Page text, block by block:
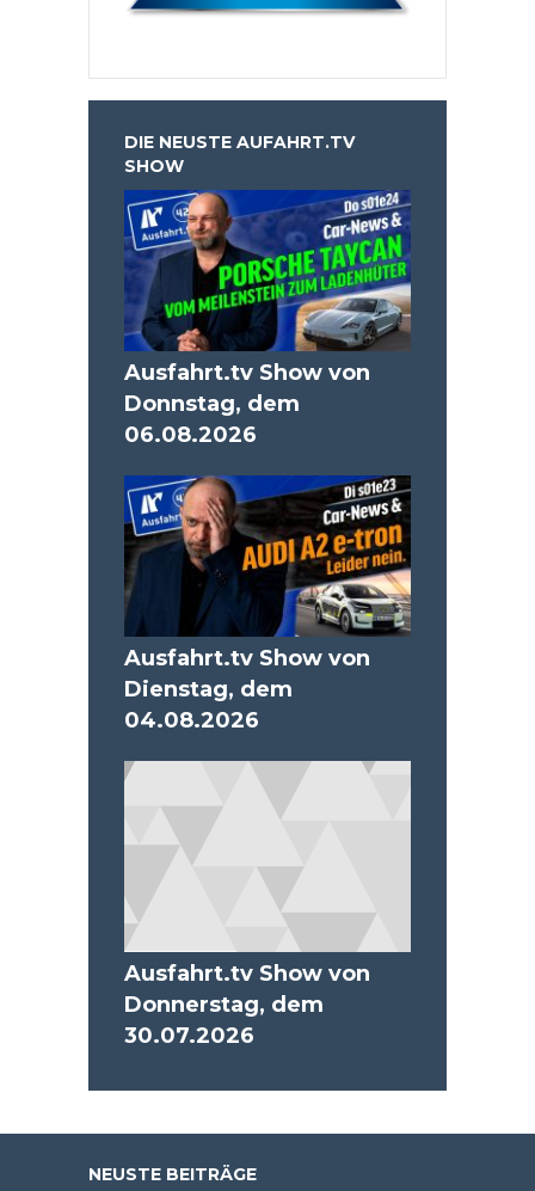
DIE NEUSTE AUFAHRT.TV
SHOW
Ausfahrt.tv Show von
Donnstag, dem
06.08.2026
Ausfahrt.tv Show von
Dienstag, dem
04.08.2026
Ausfahrt.tv Show von
Donnerstag, dem
30.07.2026
NEUSTE BEITRÄGE